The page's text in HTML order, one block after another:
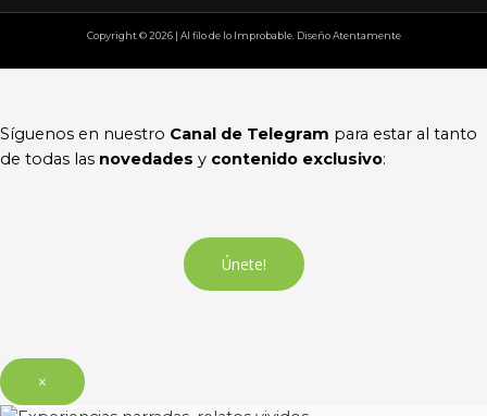
Copyright © 2026 | Al filo de lo Improbable. Diseño Atentamente
Síguenos en nuestro Canal de Telegram para estar al tanto
de todas las novedades y contenido exclusivo:
Únete!
×